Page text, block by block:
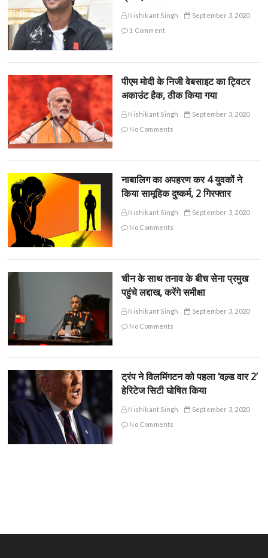
Nishikant Singh
September 3, 2020
1 Comment
पीएम मोदी के निजी वेबसाइट का ट्विटर
अकाउंट हैक, ठीक किया गया
Nishikant Singh
September 3, 2020
No Comments
नाबालिग का अपहरण कर 4 युवकों ने
किया सामूहिक दुष्कर्म, 2 गिरफ्तार
Nishikant Singh
September 3, 2020
No Comments
चीन के साथ तनाव के बीच सेना प्रमुख
पहुंचे लद्दाख, करेंगे समीक्षा
Nishikant Singh
September 3, 2020
No Comments
ट्रंप ने विलमिंगटन को पहला ‘वल्र्ड वार 2’
हेरिटेज सिटी घोषित किया
Nishikant Singh
September 3, 2020
No Comments